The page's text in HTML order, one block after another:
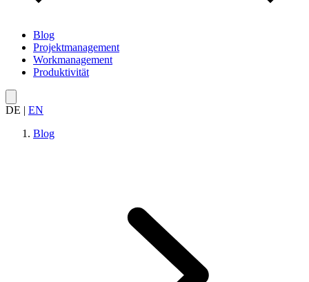
Blog
Projektmanagement
Workmanagement
Produktivität
DE | EN
Blog